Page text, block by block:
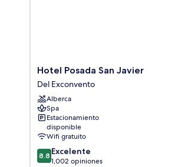
Hotel
Posada
San
Javier
Del
Exconvento
Hotel Posada San Javier
Del Exconvento
Alberca
Spa
Estacionamiento
disponible
Wifi gratuito
8.8
de
8.8 Excelente
1,002 opiniones